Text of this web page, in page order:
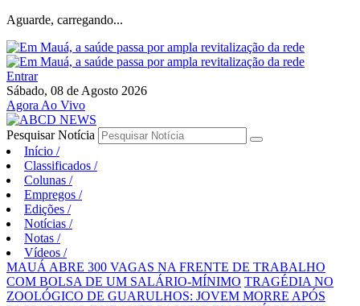
Aguarde, carregando...
Entrar
Sábado, 08 de Agosto 2026
Agora Ao Vivo
Pesquisar Notícia
Início /
Classificados /
Colunas /
Empregos /
Edições /
Notícias /
Notas /
Vídeos /
MAUÁ ABRE 300 VAGAS NA FRENTE DE TRABALHO
COM BOLSA DE UM SALÁRIO-MÍNIMO TRAGÉDIA NO
ZOOLÓGICO DE GUARULHOS: JOVEM MORRE APÓS